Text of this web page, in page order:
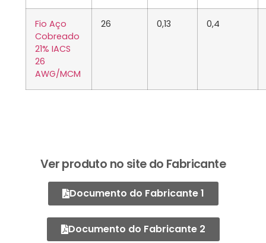
Fio Aço
Cobreado
21% IACS
26
AWG/MCM
26 0,13 0,4
Ver produto no site do Fabricante
Documento do Fabricante 1
Documento do Fabricante 2